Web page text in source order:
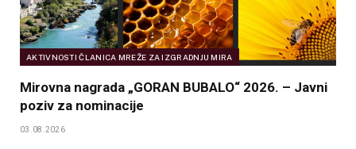
AKTIVNOSTI ČLANICA MREŽE ZA IZGRADNJU MIRA
Mirovna nagrada „GORAN BUBALO“ 2026. – Javni
poziv za nominacije
03.08.2026